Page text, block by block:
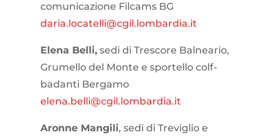
comunicazione Filcams BG
daria.locatelli@cgil.lombardia.it
Elena Belli,sedi di Trescore Balneario,
Grumello del Monte e sportello colf-
badanti Bergamo
elena.belli@cgil.lombardia.it
Aronne Mangili, sedi di Treviglio e